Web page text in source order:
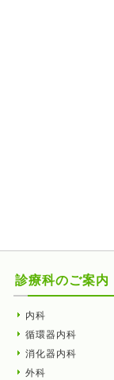
診療科のご案内
内科
循環器内科
消化器内科
外科